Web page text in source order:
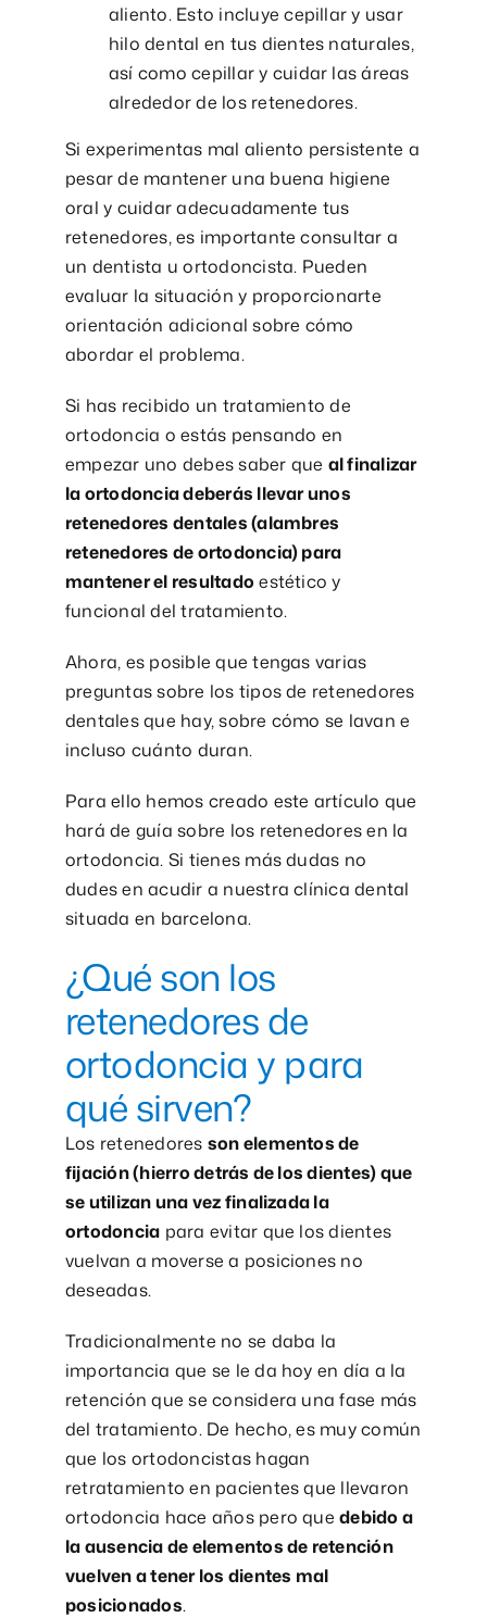
aliento. Esto incluye cepillar y usar
hilo dental en tus dientes naturales,
así como cepillar y cuidar las áreas
alrededor de los retenedores.
Si experimentas mal aliento persistente a
pesar de mantener una buena higiene
oral y cuidar adecuadamente tus
retenedores, es importante consultar a
un dentista u ortodoncista. Pueden
evaluar la situación y proporcionarte
orientación adicional sobre cómo
abordar el problema.
Si has recibido un tratamiento de
ortodoncia o estás pensando en
empezar uno debes saber que al finalizar
la ortodoncia deberás llevar unos
retenedores dentales (alambres
retenedores de ortodoncia) para
mantener el resultado estético y
funcional del tratamiento.
Ahora, es posible que tengas varias
preguntas sobre los tipos de retenedores
dentales que hay, sobre cómo se lavan e
incluso cuánto duran.
Para ello hemos creado este artículo que
hará de guía sobre los retenedores en la
ortodoncia. Si tienes más dudas no
dudes en acudir a nuestra clínica dental
situada en barcelona.
¿Qué son los
retenedores de
ortodoncia y para
qué sirven?
Los retenedores son elementos de
fijación (hierro detrás de los dientes) que
se utilizan una vez finalizada la
ortodoncia para evitar que los dientes
vuelvan a moverse a posiciones no
deseadas.
Tradicionalmente no se daba la
importancia que se le da hoy en día a la
retención que se considera una fase más
del tratamiento. De hecho, es muy común
que los ortodoncistas hagan
retratamiento en pacientes que llevaron
ortodoncia hace años pero quedebido a
la ausencia de elementos de retención
vuelven a tener los dientes mal
posicionados.